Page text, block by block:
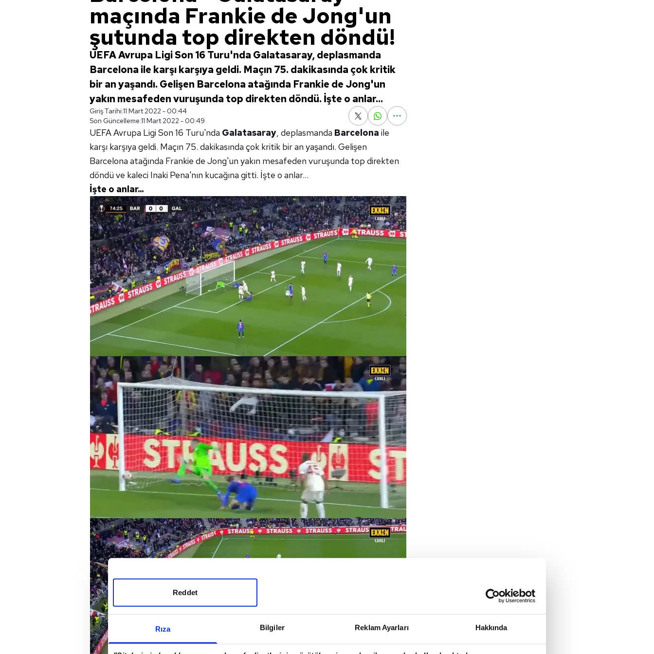
Rıza Bilgiler Reklam Ayarları Hakkında
Reddet
maçında Frankie de Jong'un
şutunda top direkten döndü!
UEFA Avrupa Ligi Son 16 Turu'nda Galatasaray, deplasmanda
Barcelona ile karşı karşıya geldi. Maçın 75. dakikasında çok kritik
bir an yaşandı. Gelişen Barcelona atağında Frankie de Jong'un
yakın mesafeden vuruşunda top direkten döndü. İşte o anlar...
Giriş Tarihi:11 Mart 2022 - 00:44
Son Güncelleme:11 Mart 2022 - 00:49
UEFA Avrupa Ligi Son 16 Turu'nda Galatasaray, deplasmanda Barcelona ile
karşı karşıya geldi. Maçın 75. dakikasında çok kritik bir an yaşandı. Gelişen
Barcelona atağında Frankie de Jong'un yakın mesafeden vuruşunda top direkten
döndü ve kaleci Inaki Pena'nın kucağına gitti. İşte o anlar...
İşte o anlar...